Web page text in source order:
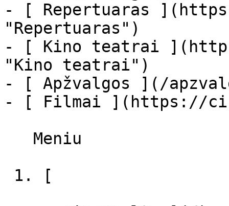
- [ Repertuaras
"Repertuaras")
- [ Kino teatrai
"Kino teatrai")
- [ Apžvalgos ](/
- [ Filmai ](https://